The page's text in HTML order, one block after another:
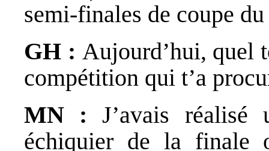
semi-finales de coupe
GH : Aujourd’hui, quel
compétition qui t’a
MN :J’avais
échiquier de la finale